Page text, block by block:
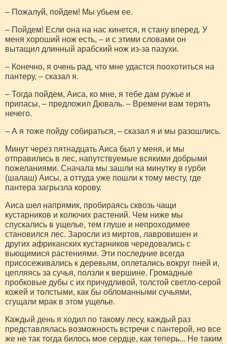
– Пожалуй, пойдем! Мы убьем ее.
– Пойдем! Если она на нас кинется, я стану вперед. У
меня хороший нож есть, – и с этими словами он
вытащил длинный арабский нож из-за пазухи.
– Конечно, я очень рад, что мне удастся поохотиться на
пантеру, – сказал я.
– Тогда пойдем, Аиса, ко мне, я тебе дам ружье и
припасы, – предложил Дюваль. – Времени вам терять
нечего.
– А я тоже пойду собираться, – сказал я и мы разошлись.
Минут через пятнадцать Аиса был у меня, и мы
отправились в лес, напутствуемые всякими добрыми
пожеланиями. Сначала мы зашли на минутку в гурби
(шалаш) Аисы, а оттуда уже пошли к тому месту, где
пантера загрызла корову.
Аиса шел напрямик, пробираясь сквозь чащи
кустарников и колючих растений. Чем ниже мы
спускались в ущелье, тем глуше и непроходимее
становился лес. Заросли из миртов, лавровишен и
других африканских кустарников чередовались с
вьющимися растениями. Эти последние всегда
присосеживались к деревьям, оплетались вокруг пней и,
цепляясь за сучья, ползли к вершине. Громадные
пробковые дубы с их причудливой, толстой светло-серой
кожей и толстыми, как бы обломанными сучьями,
сгущали мрак в этом ущелье.
Каждый день я ходил по такому лесу, каждый раз
представлялась возможность встречи с пантерой, но все
же не так тогда билось мое сердце, как теперь... Не таким